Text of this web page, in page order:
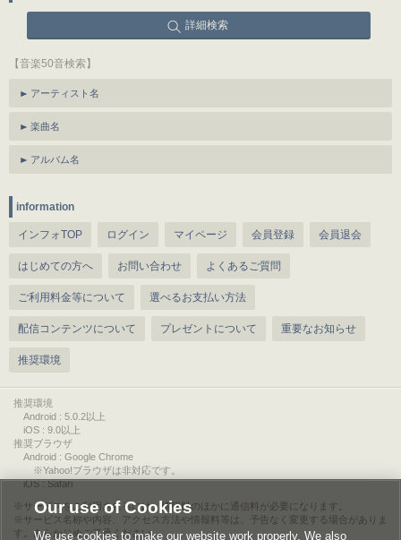
詳細検索
【音楽50音検索】
アーティスト名
楽曲名
アルバム名
information
インフォTOP ログイン マイページ 会員登録 会員退会
はじめての方へ お問い合わせ よくあるご質問
ご利用料金等について 選べるお支払い方法
配信コンテンツについて プレゼントについて 重要なお知らせ
推奨環境
推奨環境
Android : 5.0.2以上
iOS : 9.0以上
推奨ブラウザ
Android : Google Chrome
※Yahoo!ブラウザは非対応です。
iOS : Safari
サービスをご利用されるには、情報料のほかに通信料が必要になります。
サービス名称や内容、アクセス方法や情報料等は、予告なく変更する場合がありま
す。あらかじめご了承ください。
Our use of Cookies
We use cookies to make our website work properly. We also